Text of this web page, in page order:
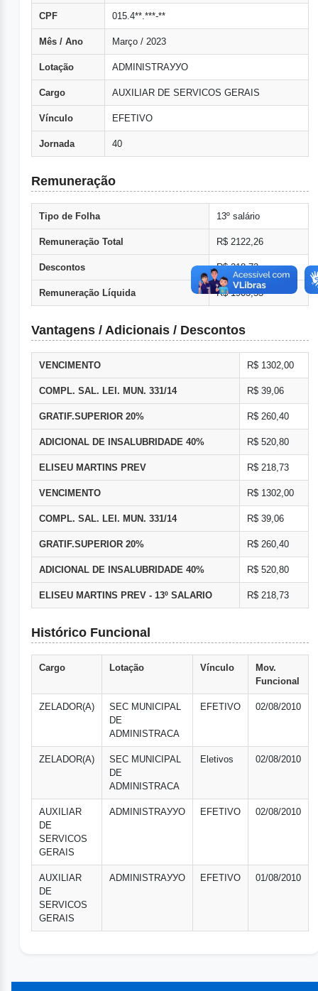
CPF 015.4**.***-**
Mês / Ano Março / 2023
Lotação ADMINISTRAУУO
Cargo AUXILIAR DE SERVICOS GERAIS
Vínculo EFETIVO
Jornada 40
Remuneração
Tipo de Folha 13º salário
Remuneração Total R$ 2122,26
Descontos R$ 218,73
Remuneração Líquida R$ 1903,53
Vantagens / Adicionais / Descontos
VENCIMENTO R$ 1302,00
COMPL. SAL. LEI. MUN. 331/14 R$ 39,06
GRATIF.SUPERIOR 20% R$ 260,40
ADICIONAL DE INSALUBRIDADE 40% R$ 520,80
ELISEU MARTINS PREV R$ 218,73
VENCIMENTO R$ 1302,00
COMPL. SAL. LEI. MUN. 331/14 R$ 39,06
GRATIF.SUPERIOR 20% R$ 260,40
ADICIONAL DE INSALUBRIDADE 40% R$ 520,80
ELISEU MARTINS PREV - 13º SALARIO R$ 218,73
Histórico Funcional
Cargo Lotação Vínculo
Mov.
Funcional
ZELADOR(A)
SEC MUNICIPAL
DE
ADMINISTRACA
EFETIVO 02/08/2010
ZELADOR(A)
SEC MUNICIPAL
DE
ADMINISTRACA
Eletivos 02/08/2010
AUXILIAR
DE
SERVICOS
GERAIS
ADMINISTRAУУO EFETIVO 02/08/2010
AUXILIAR
DE
SERVICOS
GERAIS
ADMINISTRAУУO EFETIVO 01/08/2010